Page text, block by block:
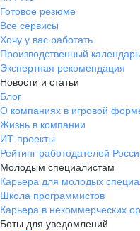
Готовое резюме
Все сервисы
Хочу у вас работать
Производственный календарь
Экспертная рекомендация
Новости и статьи
Блог
О компаниях в игровой
Жизнь в компании
ИТ-проекты
Рейтинг работодателей
Молодым специалистам
Карьера для молодых
Школа программистов
Карьера в некоммерческих
Боты для уведомлений